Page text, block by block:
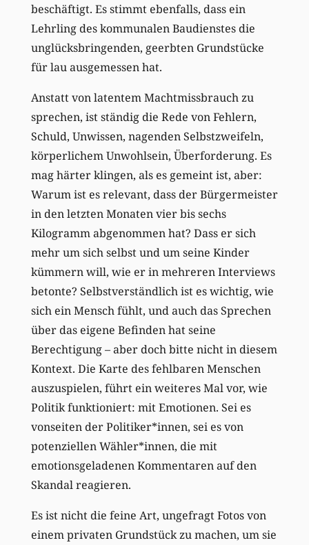
beschäftigt. Es stimmt ebenfalls, dass ein
Lehrling des kommunalen Baudienstes die
unglücksbringenden, geerbten Grundstücke
für lau ausgemessen hat.
Anstatt von latentem Machtmissbrauch zu
sprechen, ist ständig die Rede von Fehlern,
Schuld, Unwissen, nagenden Selbstzweifeln,
körperlichem Unwohlsein, Überforderung. Es
mag härter klingen, als es gemeint ist, aber:
Warum ist es relevant, dass der Bürgermeister
in den letzten Monaten vier bis sechs
Kilogramm abgenommen hat? Dass er sich
mehr um sich selbst und um seine Kinder
kümmern will, wie er in mehreren Interviews
betonte? Selbstverständlich ist es wichtig, wie
sich ein Mensch fühlt, und auch das Sprechen
über das eigene Befinden hat seine
Berechtigung – aber doch bitte nicht in diesem
Kontext. Die Karte des fehlbaren Menschen
auszuspielen, führt ein weiteres Mal vor, wie
Politik funktioniert: mit Emotionen. Sei es
vonseiten der Politiker*innen, sei es von
potenziellen Wähler*innen, die mit
emotionsgeladenen Kommentaren auf den
Skandal reagieren.
Es ist nicht die feine Art, ungefragt Fotos von
einem privaten Grundstück zu machen, um sie